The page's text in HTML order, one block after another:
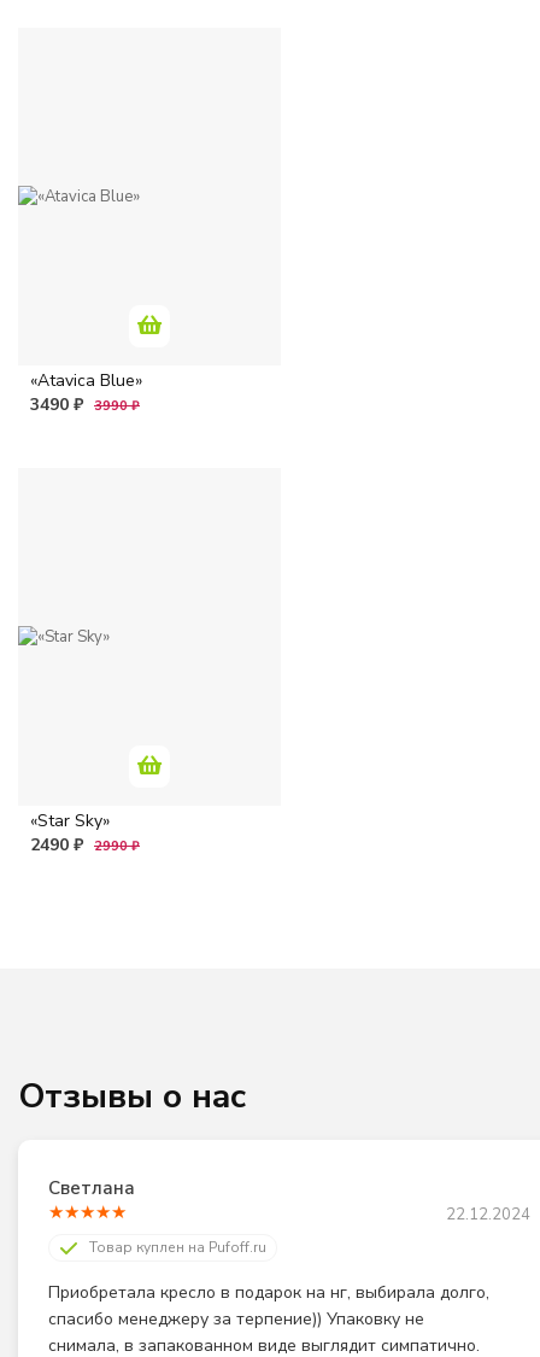
«Atavica Blue»
3490 ₽ 3990 ₽
«Star Sky»
2490 ₽ 2990 ₽
Отзывы о нас
Светлана
22.12.2024
★★★★★
Товар куплен на Pufoff.ru
Приобретала кресло в подарок на нг, выбирала долго,
спасибо менеджеру за терпение)) Упаковку не
снимала, в запакованном виде выглядит симпатично.